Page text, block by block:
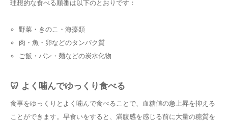
理想的な食べる順番は以下のとおりです：
野菜・きのこ・海藻類
肉・魚・卵などのタンパク質
ご飯・パン・麺などの炭水化物
🦷 よく噛んでゆっくり食べる
食事をゆっくりとよく噛んで食べることで、血糖値の急上昇を抑える
ことができます。早食いをすると、満腹感を感じる前に大量の糖質を